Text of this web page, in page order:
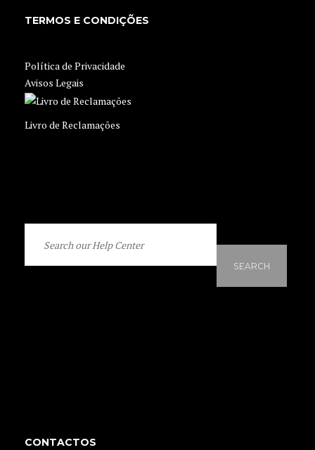
TERMOS E CONDIÇÕES
Política de Privacidade
Avisos Legais
Livro de Reclamações
SEARCH
CONTACTOS